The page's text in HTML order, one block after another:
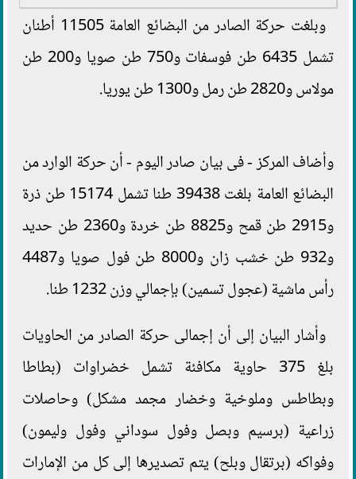
وبلغت حركة الصادر من البضائع العامة 11505 أطنان
تشمل 6435 طن فوسفات و750 طن صويا و200 طن
مولاس و2820 طن رمل و1300 طن يوريا.
وأضاف المركز - فى بيان صادر اليوم - أن حركة الوارد من
البضائع العامة بلغت 39438 طنا تشمل 15174 طن ذرة
و2915 طن قمح و8825 طن خردة و2360 طن حديد
و932 طن خشب زان و8000 طن فول صويا و4487
رأس ماشية (عجول تسمين) بإجمالي وزن 1232 طنا.
وأشار البيان إلى أن إجمالى حركة الصادر من الحاويات
بلغ 375 حاوية مكافئة تشمل خضراوات (بطاطا
وبطاطس وملوخية وخضار مجمد مشكل) وحاصلات
زراعية (برسيم وبصل وفول سوداني وفول وليمون)
وفواكه (برتقال وبلح) يتم تصديرها إلى كل من الإمارات